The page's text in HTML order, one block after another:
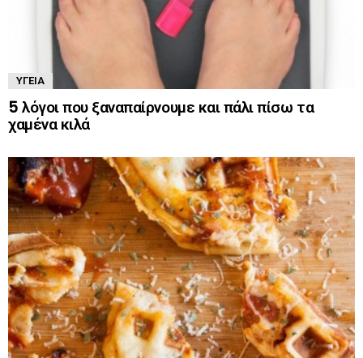
ΥΓΕΊΑ
5 λόγοι που ξαναπαίρνουμε και πάλι πίσω τα
χαμένα κιλά